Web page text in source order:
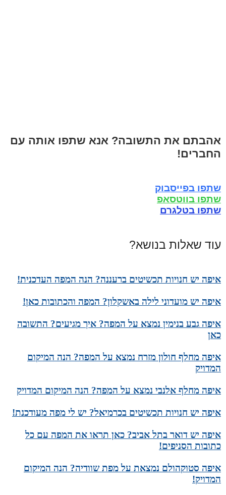
אהבתם את התשובה? אנא שתפו אותה עם
החברים!
שתפו בפייסבוק
שתפו בווטסאפ
שתפו בטלגרם
עוד שאלות בנושא?
איפה יש חנויות תכשיטים ברעננה? הנה המפה העדכנית!
איפה יש מועדוני לילה באשקלון? המפה והכתובות כאן!
איפה גבע בנימין נמצא על המפה? איך מגיעים? התשובה
כאן
איפה מחלף חולון מזרח נמצא על המפה? הנה המיקום
המדויק
איפה מחלף אלנבי נמצא על המפה? הנה המיקום המדויק
איפה יש חנויות תכשיטים בכרמיאל? יש לי מפה מעודכנת!
איפה יש דואר בתל אביב? כאן תראו את המפה עם כל
כתובות הסניפים!
איפה סטוקהולם נמצאת על מפת שוודיה? הנה המיקום
המדויק!